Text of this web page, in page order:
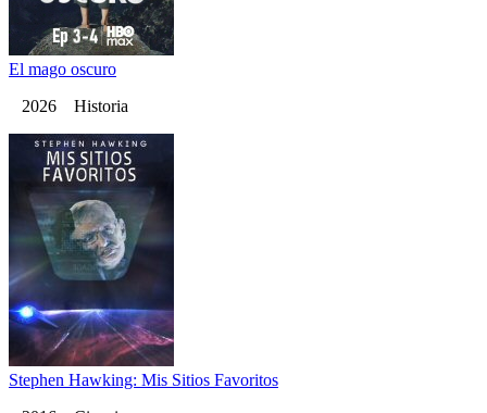
El mago oscuro
2026 Historia
Stephen Hawking: Mis Sitios Favoritos